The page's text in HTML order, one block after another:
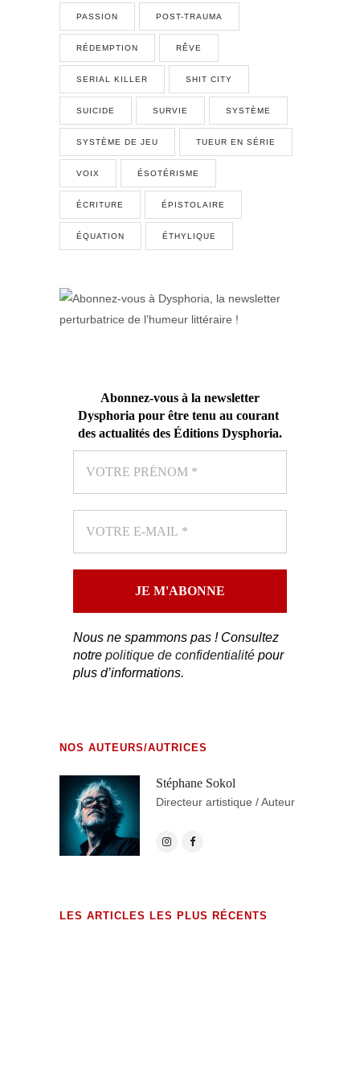
PASSION POST-TRAUMA
RÉDEMPTION RÊVE
SERIAL KILLER SHIT CITY
SUICIDE SURVIE SYSTÈME
SYSTÈME DE JEU TUEUR EN SÉRIE
VOIX ÉSOTÉRISME
ÉCRITURE ÉPISTOLAIRE
ÉQUATION ÉTHYLIQUE
Abonnez-vous à la newsletter
Dysphoria pour être tenu au courant
des actualités des Éditions Dysphoria.
Nous ne spammons pas ! Consultez
notre politique de confidentialité pour
plus d’informations.
NOS AUTEURS/AUTRICES
Stéphane Sokol
Directeur artistique / Auteur
LES ARTICLES LES PLUS RÉCENTS